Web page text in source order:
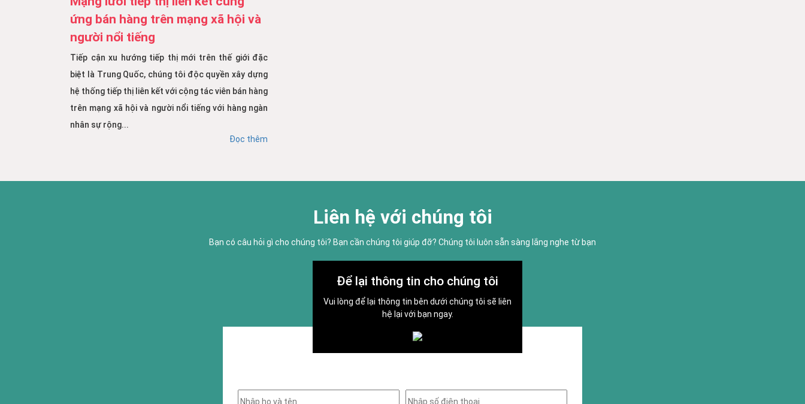
ứng bán hàng trên mạng xã hội và
người nổi tiếng
Tiếp cận xu hướng tiếp thị mới trên thế giới đặc
biệt là Trung Quốc, chúng tôi độc quyền xây dựng
hệ thống tiếp thị liên kết với cộng tác viên bán hàng
trên mạng xã hội và người nổi tiếng với hàng ngàn
nhân sự rộng...
Đọc thêm
Liên hệ với chúng tôi
Bạn có câu hỏi gì cho chúng tôi? Bạn cần chúng tôi giúp đỡ? Chúng tôi luôn sẵn sàng lắng nghe từ bạn
Để lại thông tin cho chúng tôi
Vui lòng để lại thông tin bên dưới chúng tôi sẽ liên
hệ lại với bạn ngay.